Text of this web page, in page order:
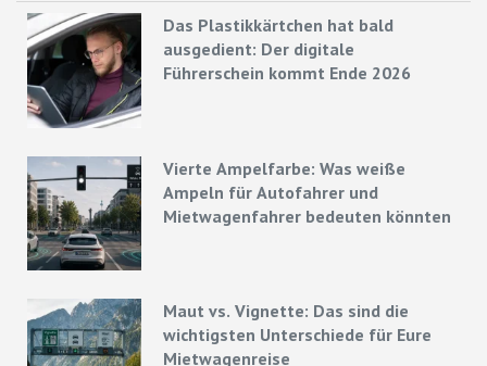
Das Plastikkärtchen hat bald
ausgedient: Der digitale
Führerschein kommt Ende 2026
Vierte Ampelfarbe: Was weiße
Ampeln für Autofahrer und
Mietwagenfahrer bedeuten könnten
Maut vs. Vignette: Das sind die
wichtigsten Unterschiede für Eure
Mietwagenreise